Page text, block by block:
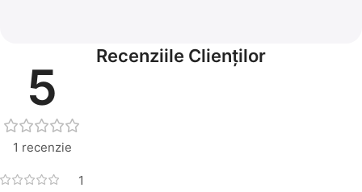
Recenziile Clienților
5
1 recenzie
1